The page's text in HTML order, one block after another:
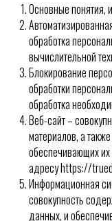
Основные понятия,
обработка
вычислительной
Блокирование
обработки
обработка
Веб-сайт –
материалов, а
обеспечивающих их
адресу https://
Информационная
совокупность
данных, и